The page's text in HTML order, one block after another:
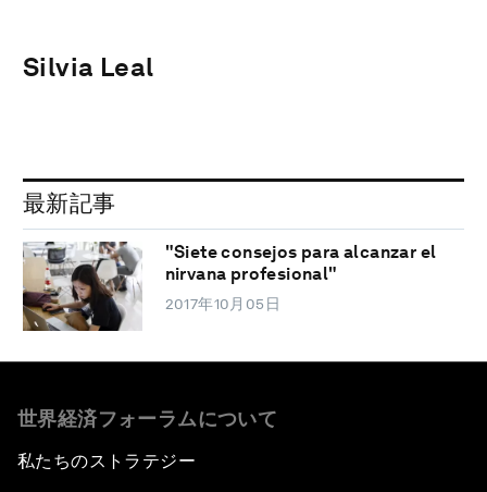
Silvia Leal
最新記事
"Siete consejos para alcanzar el
nirvana profesional"
2017年10月05日
世界経済フォーラムについて
私たちのストラテジー